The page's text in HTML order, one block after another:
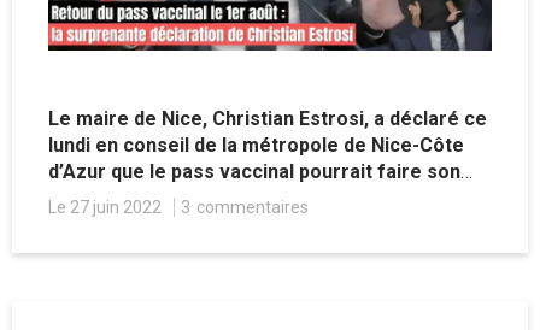
Le maire de Nice, Christian Estrosi, a déclaré ce
lundi en conseil de la métropole de Nice-Côte
d’Azur que le pass vaccinal pourrait faire son
retour dès le 1er août prochain, et a annoncé la
réactivation de certaines mesures sur son
territoire.
Le 27 juin 2022 3 commentaires